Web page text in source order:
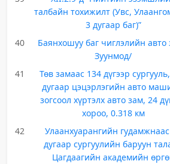
талбайн тохижилт (Увс,
3 дугаар баг)”
40
Баянхошуу баг чиглэлийн авто
Зуунмод/
41
Төв замаас 134 дүгээр
дугаар цэцэрлэгийн авто
зогсоол хүртэлх авто зам, 24
хороо, 0.318 км
42
Улаанхуарангийн
дугаар сургуулийн баруун
Цагдаагийн академийн